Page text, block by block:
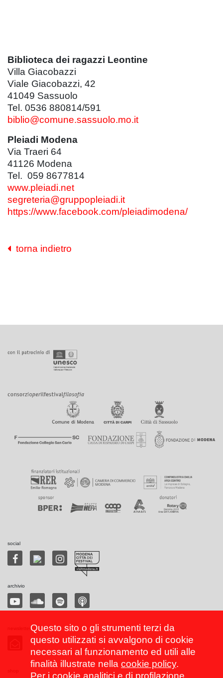
Biblioteca dei ragazzi Leontine
Villa Giacobazzi
Viale Giacobazzi, 42
41049 Sassuolo
Tel. 0536 880814/591
biblio@comune.sassuolo.mo.it
Pleiadi Modena
Via Traeri 64
41126 Modena
Tel. 059 8677814
www.pleiadi.net
segreteria@gruppopleiadi.it
https://www.facebook.com/pleiadimodena/
torna indietro
social
archivio
Questo sito o gli strumenti terzi da
questo utilizzati si avvalgono di cookie
necessari al funzionamento ed utili alle
finalità illustrate nella cookie policy.
Per i cookie analitici e di profilazione